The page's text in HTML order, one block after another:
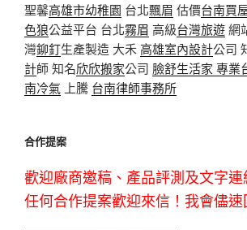
聖馨高雄市幼稚園 台北飄眉 估價台南買
色狼公益平台 台北霧眉 高級台灣旅遊網
灣鉚釘生產製造 大禾高雄室內設計公司
計師 知名欣欣搬家公司 臉舒生活家 專業
南冷氣 上騰 台南律師事務所
合作提案
歡迎廠商邀稿、產品評測及文字
任何合作提案歡迎來信！我會儘速